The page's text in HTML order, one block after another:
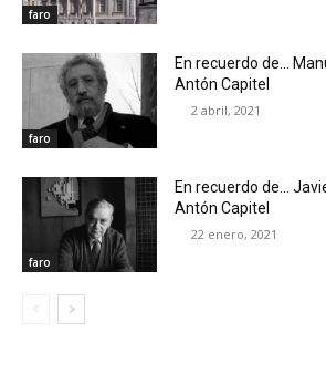
faro
faro
En recuerdo de…
Antón Capitel
2 abril, 2021
faro
En recuerdo de…
Antón Capitel
22 enero, 2021